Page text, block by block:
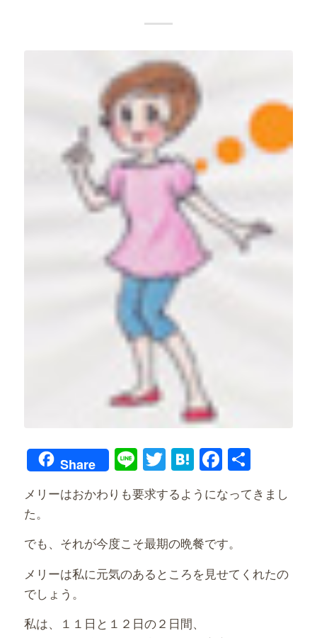
Share LineTwitter
Hatena共
有
メリーはおかわりも要求するようになってきまし
た。
でも、それが今度こそ最期の晩餐です。
メリーは私に元気のあるところを見せてくれたの
でしょう。
私は、１１日と１２日の２日間、